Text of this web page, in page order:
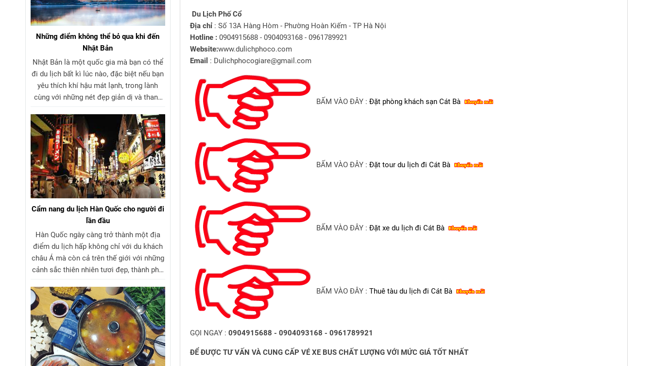
Du Lịch Phố Cổ
Địa chỉ : Số 13A Hàng Hòm - Phường Hoàn Kiếm - TP Hà Nội
Hotline :0904915688 - 0904093168 - 0961789921
Website:www.dulichphoco.com
Email : Dulichphocogiare@gmail.com
BẤM VÀO ĐÂY : Đặt phòng khách sạn Cát Bà
BẤM VÀO ĐÂY : Đặt tour du lịch đi Cát Bà
BẤM VÀO ĐÂY : Đặt xe du lịch đi Cát Bà
BẤM VÀO ĐÂY : Thuê tàu du lịch đi Cát Bà
GỌI NGAY : 0904915688 - 0904093168 - 0961789921
ĐỂ ĐƯỢC TƯ VẤN VÀ CUNG CẤP VÉ XE BUS CHẤT LƯỢNG VỚI MỨC GIÁ TỐT NHẤT
Những điểm không thể bỏ qua khi đến
Nhật Bản
Nhật Bản là một quốc gia mà bạn có thể
đi du lịch bất kì lúc nào, đặc biệt nếu bạn
yêu thích khí hậu mát lạnh, trong lành
cùng với những nét đẹp giản dị và thanh
10 địa điểm du lịch Nhật Bản đẹp nhất
mà bạn không thể bỏ qua trong bộ sưu
tập những nơi phải check-in khi đến thăm
đất nước mặt trời mọc.
Cẩm nang du lịch Hàn Quốc cho người đi
lần đầu
Hàn Quốc ngày càng trở thành một địa
điểm du lịch hấp không chỉ với du khách
châu Á mà còn cả trên thế giới với những
cảnh sắc thiên nhiên tươi đẹp, thành phố
hóa truyền thống sâu sắc, đa dạng.